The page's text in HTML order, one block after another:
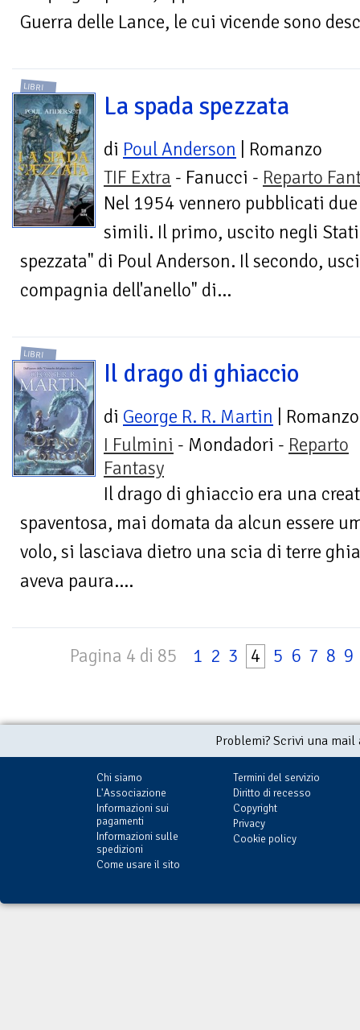
Guerra delle Lance, le cui vicende sono
LIBRI
La spada spezzata
di Poul Anderson | Romanzo
TIF Extra - Fanucci - Reparto
Nel 1954 vennero pubblicati
simili. Il primo, uscito negli
spezzata" di Poul Anderson. Il secondo,
compagnia dell'anello" di...
LIBRI
Il drago di ghiaccio
di George R. R. Martin | Romanzo
I Fulmini - Mondadori - Reparto
Fantasy
Il drago di ghiaccio era una
spaventosa, mai domata da alcun essere
volo, si lasciava dietro una scia di terre
aveva paura....
Pagina 4 di 85 1 2 3 4 5 6 7 8 9
Problemi? Scrivi una
Chi siamo
L'Associazione
Informazioni sui
pagamenti
Informazioni sulle
spedizioni
Come usare il sito
Termini del servizio
Diritto di recesso
Copyright
Privacy
Cookie policy